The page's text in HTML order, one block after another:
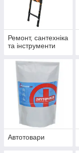
Ремонт, сантехніка
та інструменти
Автотовари